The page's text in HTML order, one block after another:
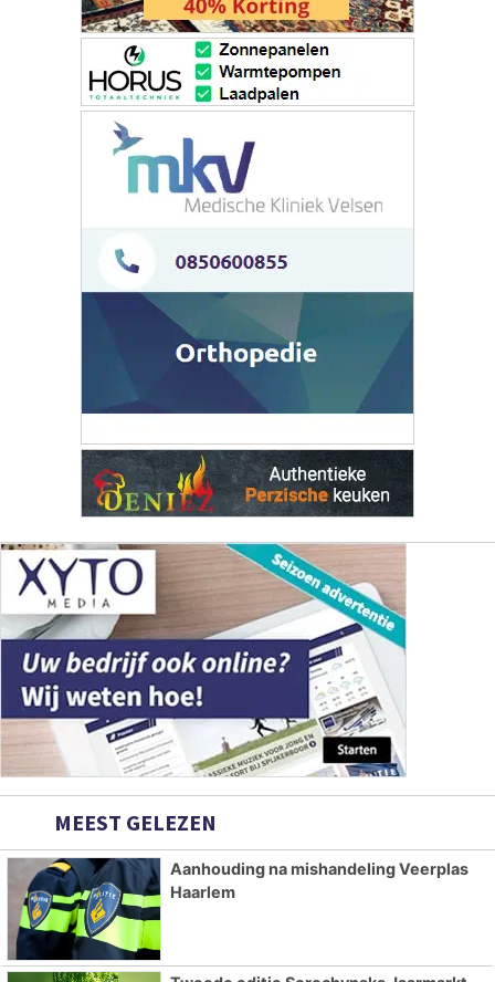
MEEST GELEZEN
Aanhouding na mishandeling Veerplas
Haarlem